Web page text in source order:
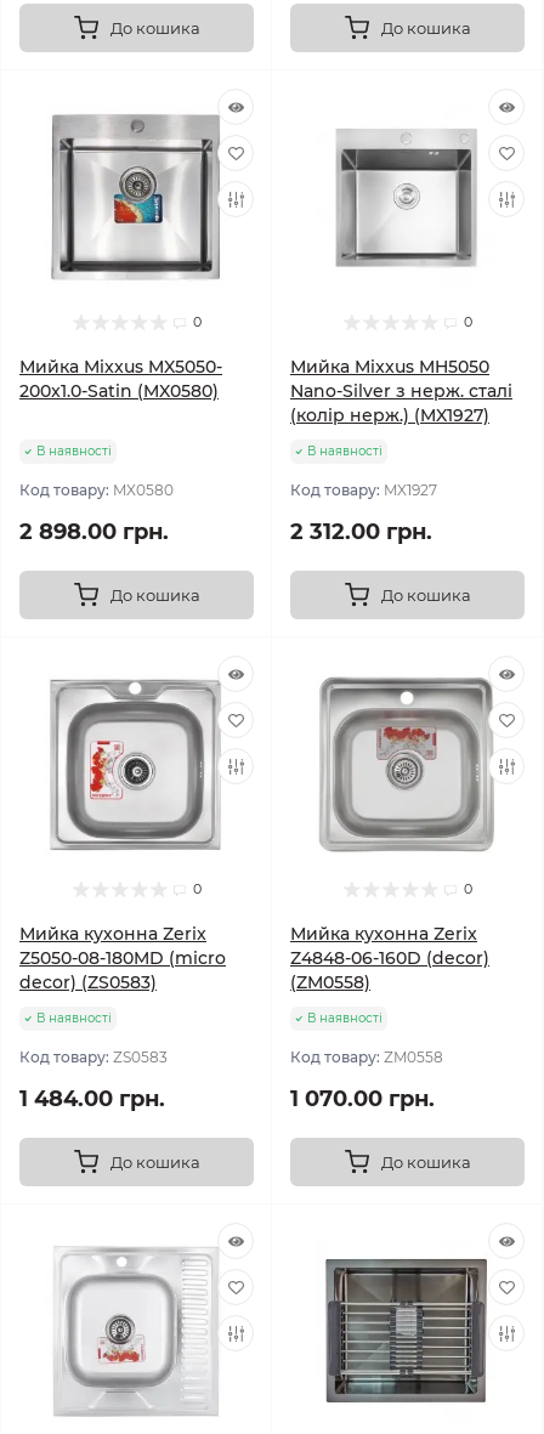
До кошика До кошика
0
Мийка Mixxus MX5050-
200x1.0-Satin (MX0580)
В наявності
Код товару: MX0580
2 898.00 грн.
До кошика
0
Мийка Mixxus MH5050
Nano-Silver з нерж. сталі
(колір нерж.) (MX1927)
В наявності
Код товару: MX1927
2 312.00 грн.
До кошика
0
Мийка кухонна Zerix
Z5050-08-180MD (micro
decor) (ZS0583)
В наявності
Код товару: ZS0583
1 484.00 грн.
До кошика
0
Мийка кухонна Zerix
Z4848-06-160D (decor)
(ZM0558)
В наявності
Код товару: ZM0558
1 070.00 грн.
До кошика